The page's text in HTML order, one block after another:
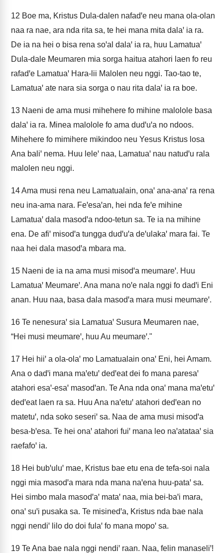
12 Boe ma, Kristus Dula-dalen nafadꞌe neu mana ola-olan
naa ra nae, ara nda rita sa, te hei mana mita dalaꞌ ia ra.
De ia na hei o bisa rena soꞌal dalaꞌ ia ra, huu Lamatuaꞌ
Dula-dale Meumaren mia sorga haitua atahori laen fo reu
rafadꞌe Lamatuaꞌ Hara-lii Malolen neu nggi. Tao-tao te,
Lamatuaꞌ ate nara sia sorga o nau rita dalaꞌ ia ra boe.
13 Naeni de ama musi mihehere fo mihine malolole basa
dalaꞌ ia ra. Minea malolole fo ama dudꞌuꞌa no ndoos.
Mihehere fo mimihere mikindoo neu Yesus Kristus losa
Ana baliꞌ nema. Huu leleꞌ naa, Lamatuaꞌ nau natudꞌu rala
malolen neu nggi.
14Ama musi rena neu Lamatualain, onaꞌ ana-anaꞌ ra rena
neu ina-ama nara. Feꞌesaꞌan, hei nda feꞌe mihine
Lamatuaꞌ dala masodꞌa ndoo-tetun sa. Te ia na mihine
ena. De afiꞌ misodꞌa tungga dudꞌuꞌa deꞌulakaꞌ mara fai. Te
naa hei dala masodꞌa mbara ma.
15 Naeni de ia na ama musi misodꞌa meumareꞌ. Huu
Lamatuaꞌ Meumareꞌ. Ana mana noꞌe nala nggi fo dadꞌi Eni
anan. Huu naa, basa dala masodꞌa mara musi meumareꞌ.
16 Te nenesuraꞌ sia Lamatuaꞌ Susura Meumaren nae,
“Hei musi meumareꞌ, huu Au meumareꞌ."
17 Hei hiiꞌ a ola-olaꞌ mo Lamatualain onaꞌ Eni, hei Amam.
Ana o dadꞌi mana maꞌetuꞌ dedꞌeat dei fo mana paresaꞌ
atahori esaꞌ-esaꞌ masodꞌan. Te Ana nda onaꞌ mana maꞌetuꞌ
dedꞌeat laen ra sa. Huu Ana naꞌetuꞌ atahori dedꞌean no
matetuꞌ, nda soko seseriꞌ sa. Naa de ama musi misodꞌa
besa-bꞌesa. Te hei onaꞌ atahori fuiꞌ mana leo naꞌatataaꞌ sia
raefafoꞌ ia.
18 Hei bubꞌuluꞌ mae, Kristus bae etu ena de tefa-soi nala
nggi mia masodꞌa mara nda mana naꞌena huu-pataꞌ sa.
Hei simbo mala masodꞌaꞌ mataꞌ naa, mia bei-baꞌi mara,
onaꞌ suꞌi pusaka sa. Te misinedꞌa, Kristus nda bae nala
nggi nendiꞌ lilo do doi fulaꞌ fo mana mopoꞌ sa.
19 Te Ana bae nala nggi nendiꞌ raan. Naa, felin manaseliꞌ!